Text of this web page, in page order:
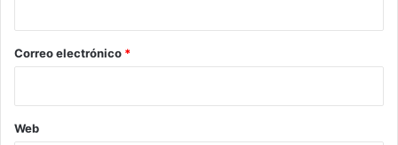
*
Correo electrónico *
Web